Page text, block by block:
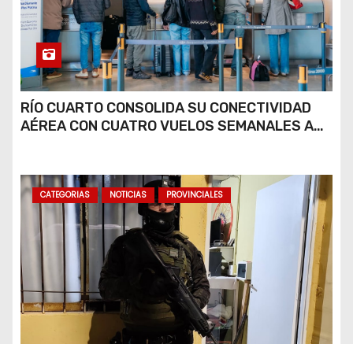
RÍO CUARTO CONSOLIDA SU CONECTIVIDAD
AÉREA CON CUATRO VUELOS SEMANALES A
CATEGORIAS NOTICIAS PROVINCIALES